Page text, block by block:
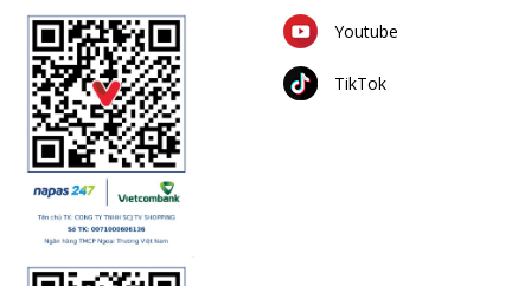
Youtube
TikTok